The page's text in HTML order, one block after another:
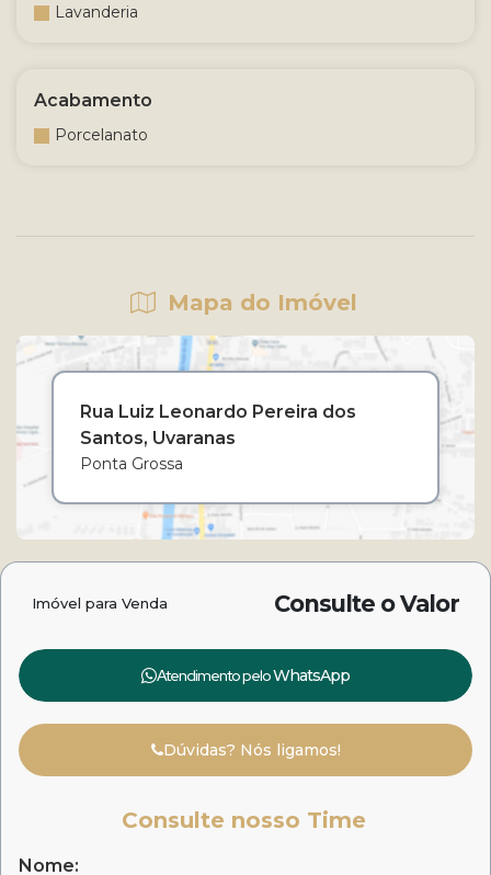
Lavanderia
Acabamento
Porcelanato
Mapa do Imóvel
Rua Luiz Leonardo Pereira dos
Santos Uvaranas
Ponta Grossa
Consulte o Valor
Imóvel para Venda
Atendimento peloWhatsApp
Dúvidas? Nós ligamos!
Consulte nosso Time
Nome: